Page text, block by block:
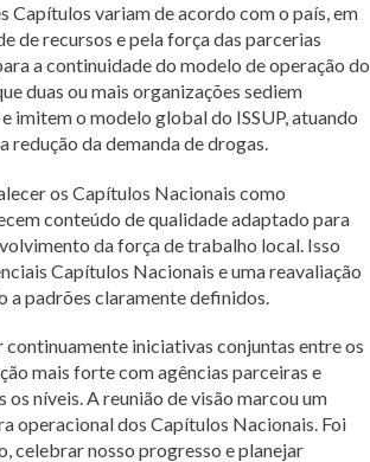
Capítulos variam de acordo com o país, em
de recursos e pela força das parcerias
a continuidade do modelo de operação do
duas ou mais organizações sediem
imitem o modelo global do ISSUP, atuando
redução da demanda de drogas.
os Capítulos Nacionais como
conteúdo de qualidade adaptado para
da força de trabalho local. Isso
Capítulos Nacionais e uma reavaliação
a padrões claramente definidos.
iniciativas conjuntas entre os
mais forte com agências parceiras e
níveis. A reunião de visão marcou um
operacional dos Capítulos Nacionais. Foi
celebrar nosso progresso e planejar